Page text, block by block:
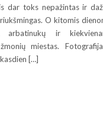
dar toks nepažintas ir
O kitomis
arbatinukų ir
miestas.
[…]